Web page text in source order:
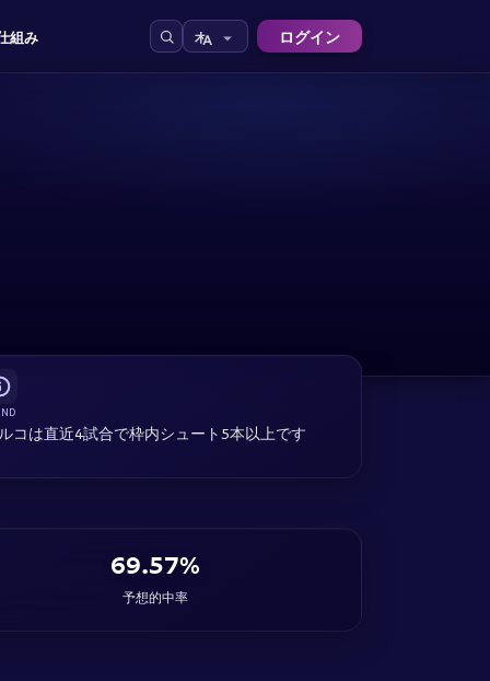
組み ログイン
コは直近4試合で枠内シュート5本以上です
69.57%
予想的中率